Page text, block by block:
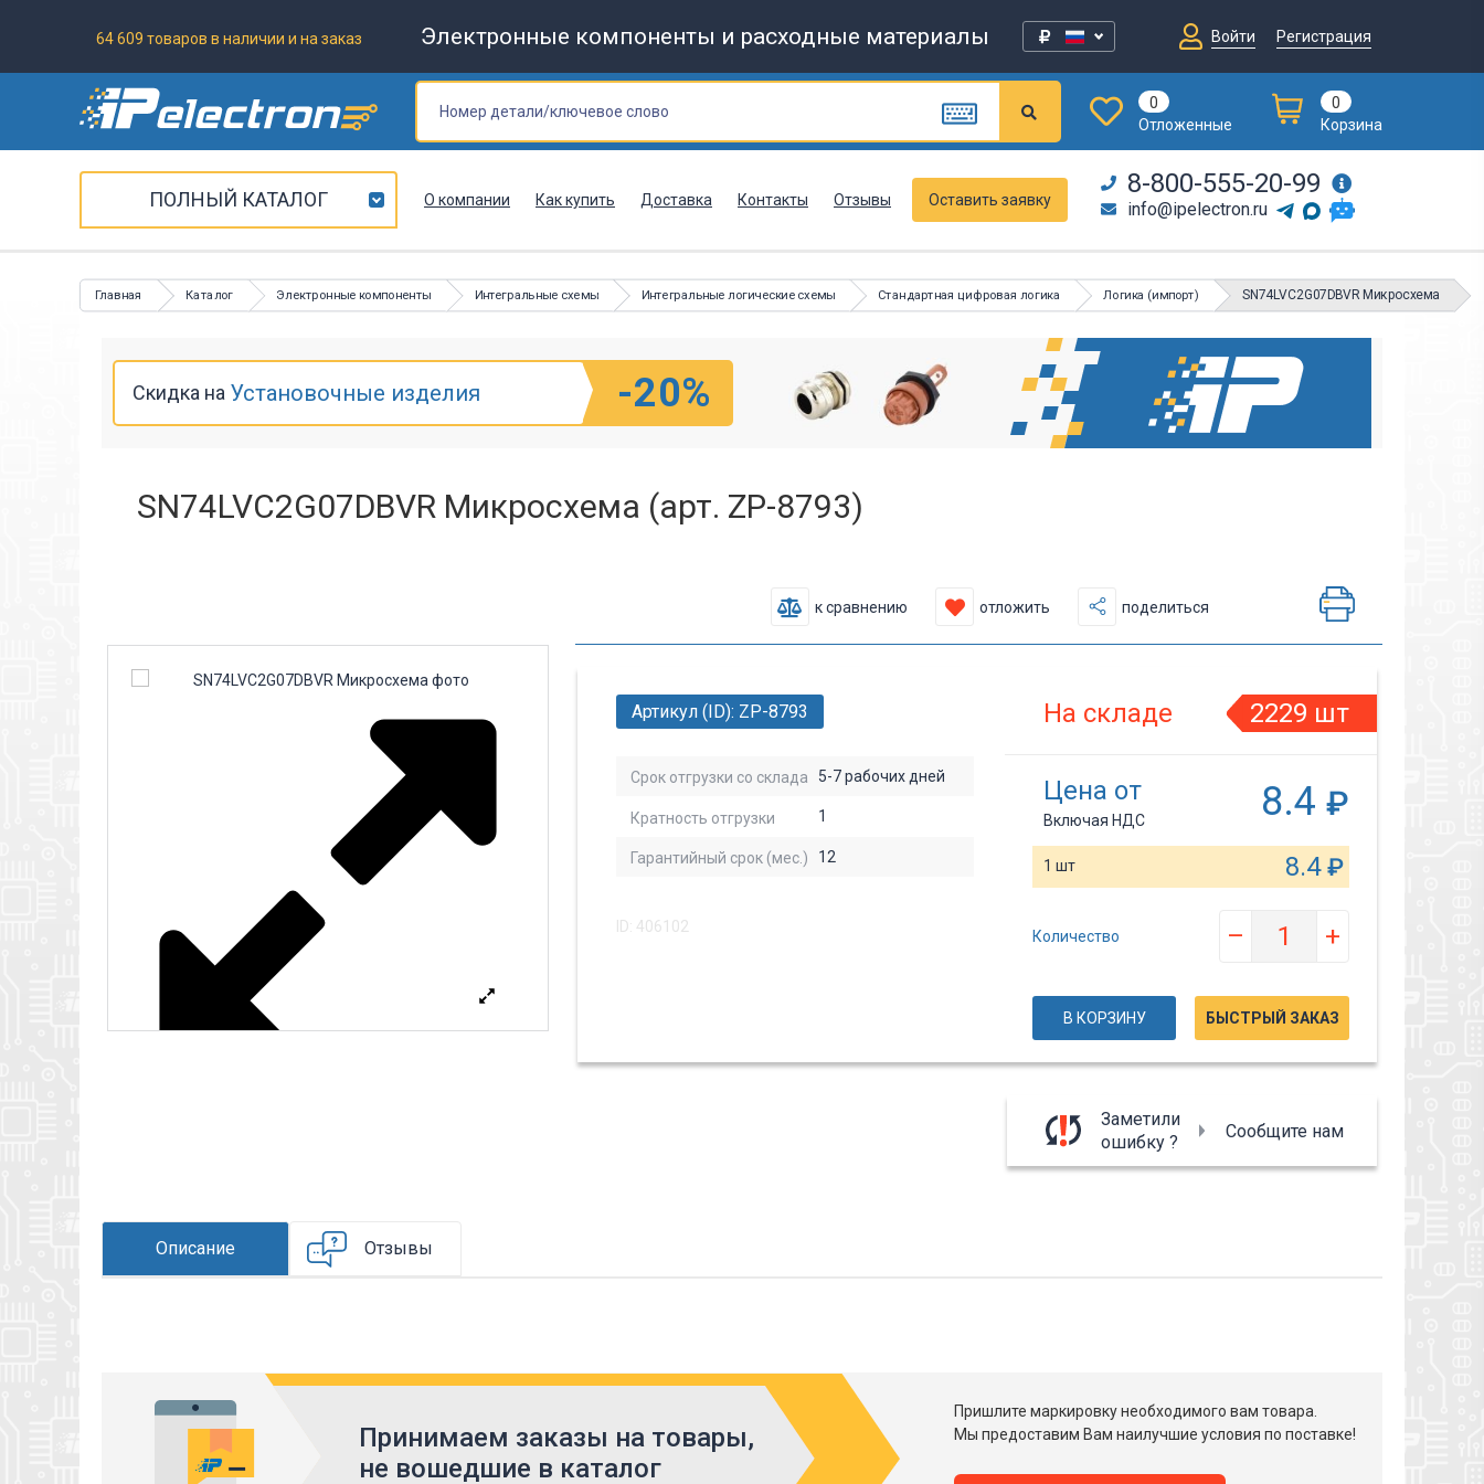
64 609 товаров в наличии и на заказ Электронные компоненты и расходные материалы Войти Регистрация
0
Отложенные
0
Корзина
ПОЛНЫЙ КАТАЛОГ О компании Как купить Доставка Контакты Отзывы Оставить заявку
8-800-555-20-99
info@ipelectron.ru
Главная Каталог Электронные компоненты Интегральные схемы Интегральные логические схемы Стандартная цифровая логика Логика (импорт) SN74LVC2G07DBVR Микросхема
Скидка на Установочные изделия -20%
SN74LVC2G07DBVR Микросхема (арт. ZP-8793)
к сравнению отложить поделиться
Артикул (ID): ZP-8793
Срок отгрузки со склада 5-7 рабочих дней
Кратность отгрузки 1
Гарантийный срок (мес.) 12
ID: 406102
На складе 2229 шт
Цена от
Включая НДС 8.4 ₽
1 шт 8.4 ₽
Количество – +
В КОРЗИНУ БЫСТРЫЙ ЗАКАЗ
Заметили
ошибку ?
Сообщите нам
Описание Отзывы
Принимаем заказы на товары,
не вошедшие в каталог
Пришлите маркировку необходимого вам товара.
Мы предоставим Вам наилучшие условия по поставке!